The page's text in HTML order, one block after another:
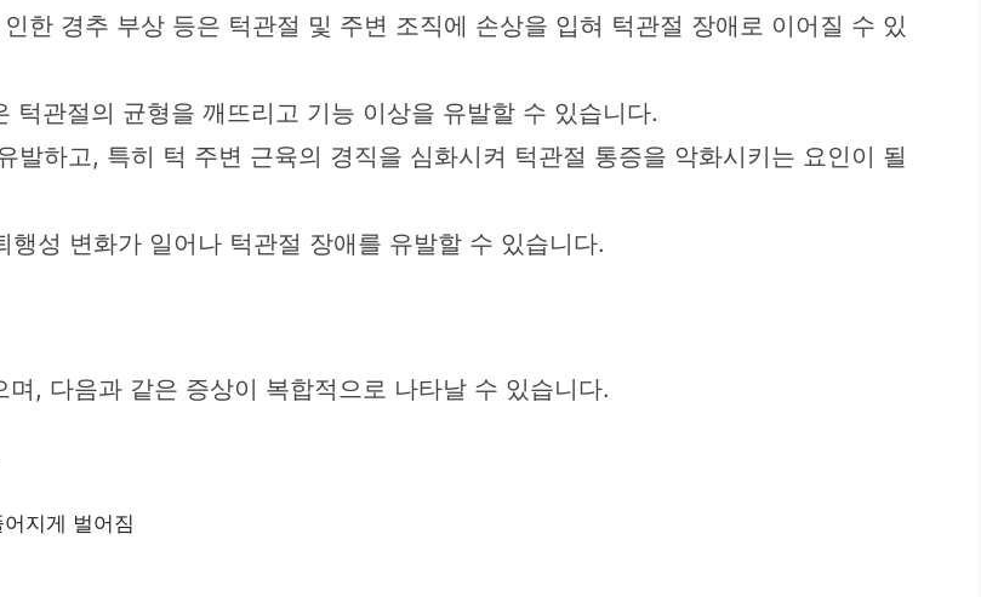
한 경추 부상 등은 턱관절 및 주변 조직에 손상을 입혀 턱관절 장애로 이어질 수 있
턱관절의 균형을 깨뜨리고 기능 이상을 유발할 수 있습니다.
발하고, 특히 턱 주변 근육의 경직을 심화시켜 턱관절 통증을 악화시키는 요인이 될
성 변화가 일어나 턱관절 장애를 유발할 수 있습니다.
, 다음과 같은 증상이 복합적으로 나타날 수 있습니다.
지게 벌어짐